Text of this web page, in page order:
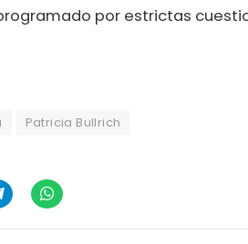
por estrictas
Patricia Bullrich
WhatsApp